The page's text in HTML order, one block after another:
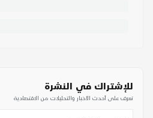
للإشتراك في النشرة
تعرف على أحدث الأخبار والتحليلات من الاقتصادية